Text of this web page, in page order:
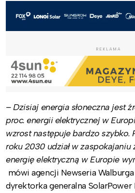
REKLAMA
– Dzisiaj energia słoneczna jest
proc. energii elektrycznej w
wzrost następuje bardzo szybko.
roku 2030 udział w
energię elektryczną w Europie
mówi agencji Newseria
dyrektorka generalna SolarPower